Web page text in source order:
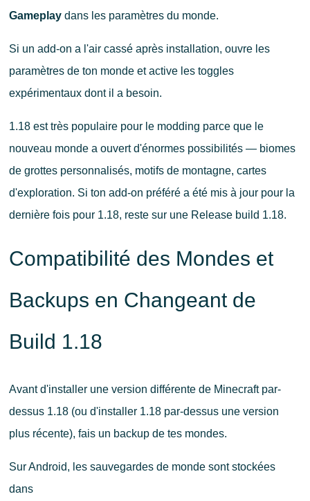
Gameplaydans les paramètres du monde.
Si un add-on a l'air cassé après installation, ouvre les
paramètres de ton monde et active les toggles
expérimentaux dont il a besoin.
1.18 est très populaire pour le modding parce que le
nouveau monde a ouvert d'énormes possibilités — biomes
de grottes personnalisés, motifs de montagne, cartes
d'exploration. Si ton add-on préféré a été mis à jour pour la
dernière fois pour 1.18, reste sur une Release build 1.18.
Compatibilité des Mondes et
Backups en Changeant de
Build 1.18
Avant d'installer une version différente de Minecraft par-
dessus 1.18 (ou d'installer 1.18 par-dessus une version
plus récente), fais un backup de tes mondes.
Sur Android, les sauvegardes de monde sont stockées
dans